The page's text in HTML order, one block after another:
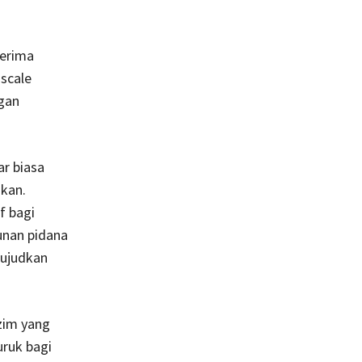
biasa
bagi
pidana
yang
bagi